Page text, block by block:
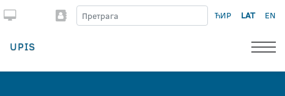
ЋИР LAT EN
UPIS